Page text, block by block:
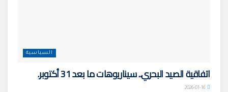
السياسية
اتفاقية الصيد البحري.. سيناريوهات ما بعد 31 أكتوبر.